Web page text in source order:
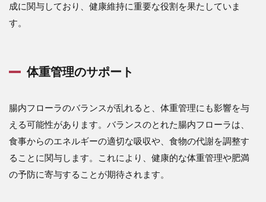
成に関与しており、健康維持に重要な役割を果たしていま
す。
体重管理のサポート
腸内フローラのバランスが乱れると、体重管理にも影響を与
える可能性があります。バランスのとれた腸内フローラは、
食事からのエネルギーの適切な吸収や、食物の代謝を調整す
ることに関与します。これにより、健康的な体重管理や肥満
の予防に寄与することが期待されます。